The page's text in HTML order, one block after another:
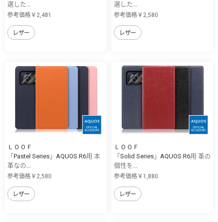
選した...
参考価格￥2,481
レザー
選した...
参考価格￥2,580
レザー
ＬＯＯＦ
「Pastel Series」AQUOS R6用 本
革なの...
参考価格￥2,580
レザー
ＬＯＯＦ
「Solid Series」AQUOS R6用 革の
個性を...
参考価格￥1,880
レザー